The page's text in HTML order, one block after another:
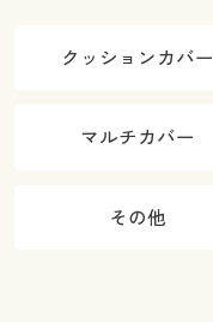
クッションカバー
マルチカバー
その他